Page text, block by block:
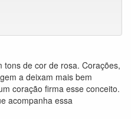
de cor de rosa. Corações,
a deixam mais bem
coração firma esse conceito.
acompanha essa